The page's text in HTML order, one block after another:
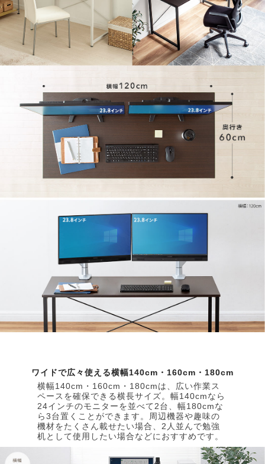
ワイドで広々使える横幅140cm・160cm・180cm
横幅140cm・160cm・180cmは、広い作業ス
ペースを確保できる横長サイズ。幅140cmなら
24インチのモニターを並べて2台、幅180cmな
ら3台置くことができます。周辺機器や趣味の
機材をたくさん載せたい場合、2人並んで勉強
机として使用したい場合などにおすすめです。